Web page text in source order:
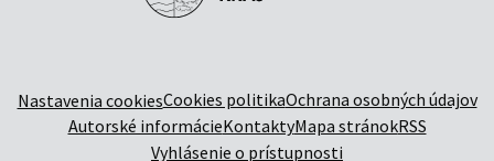
Nastavenia cookiesCookies politikaOchrana osobných údajov
Autorské informácieKontaktyMapa stránokRSS
Vyhlásenie o prístupnosti